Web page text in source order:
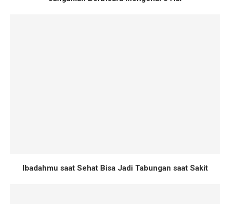
Ibadahmu saat Sehat Bisa Jadi Tabungan saat Sakit